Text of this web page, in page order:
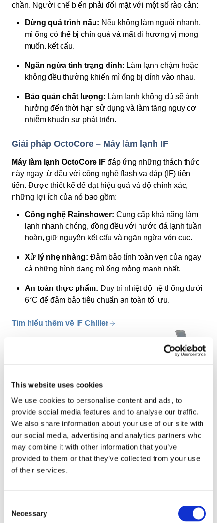
This website uses cookies
We use cookies to personalise content and ads, to
provide social media features and to analyse our traffic.
We also share information about your use of our site with
our social media, advertising and analytics partners who
may combine it with other information that you’ve
provided to them or that they’ve collected from your use
of their services.
Selection
Necessary
chần. Người chế biến phải đối mặt với một số rào cản:
Dừng quá trình nấu: Nếu không làm nguội nhanh,
mì ống có thể bị chín quá và mất đi hương vị mong
muốn. kết cấu.
Ngăn ngừa tình trạng dính: Làm lạnh chậm hoặc
không đều thường khiến mì ống bị dính vào nhau.
Bảo quản chất lượng: Làm lạnh không đủ sẽ ảnh
hưởng đến thời hạn sử dụng và làm tăng nguy cơ
nhiễm khuẩn sự phát triển.
Giải pháp OctoCore – Máy làm lạnh IF
Máy làm lạnh OctoCore IF đáp ứng những thách thức
này ngay từ đầu với công nghệ flash va đập (IF) tiên
tiến. Được thiết kế để đạt hiệu quả và độ chính xác,
những lợi ích của nó bao gồm:
Công nghệ Rainshower: Cung cấp khả năng làm
lạnh nhanh chóng, đồng đều với nước đá lạnh tuần
hoàn, giữ nguyên kết cấu và ngăn ngừa vón cục.
Xử lý nhẹ nhàng: Đảm bảo tính toàn vẹn của ngay
cả những hình dạng mì ống mỏng manh nhất.
An toàn thực phẩm: Duy trì nhiệt độ hệ thống dưới
6°C để đảm bảo tiêu chuẩn an toàn tối ưu.
Tìm hiểu thêm về IF Chiller
Mì ống đông lạnh IQF